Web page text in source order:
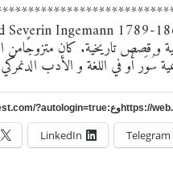
و قصص تاريخية. كان
سُوَر أُو في اللغة و الأدب
Telegram
LinkedIn